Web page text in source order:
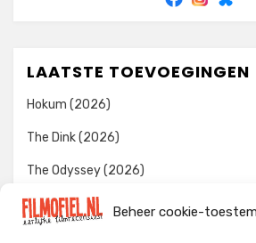
Beheer cookie-
LAATSTE TOEVOEGINGEN
Hokum (2026)
The Dink (2026)
The Odyssey (2026)
Evil Dead Burn (2026)